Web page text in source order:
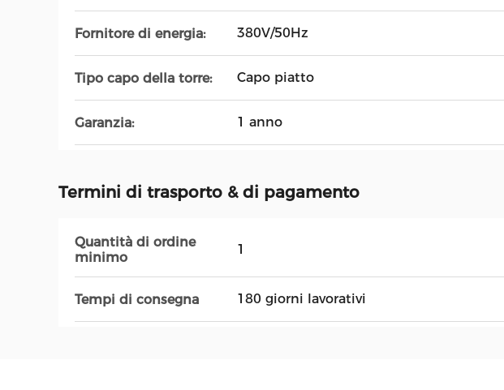
Fornitore di energia: 380V/50Hz
Tipo capo della torre: Capo piatto
Garanzia: 1 anno
Termini di trasporto & di pagamento
Quantità di ordine
minimo
1
Tempi di consegna 180 giorni lavorativi